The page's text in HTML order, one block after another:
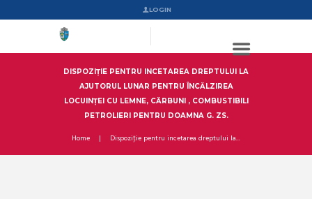
LOGIN
DISPOZIŢIE PENTRU INCETAREA DREPTULUI LA
AJUTORUL LUNAR PENTRU ÎNCĂLZIREA
LOCUINŢEI CU LEMNE, CĂRBUNI , COMBUSTIBILI
PETROLIERI PENTRU DOAMNA G. ZS.
Home Dispoziţie pentru incetarea dreptului la...